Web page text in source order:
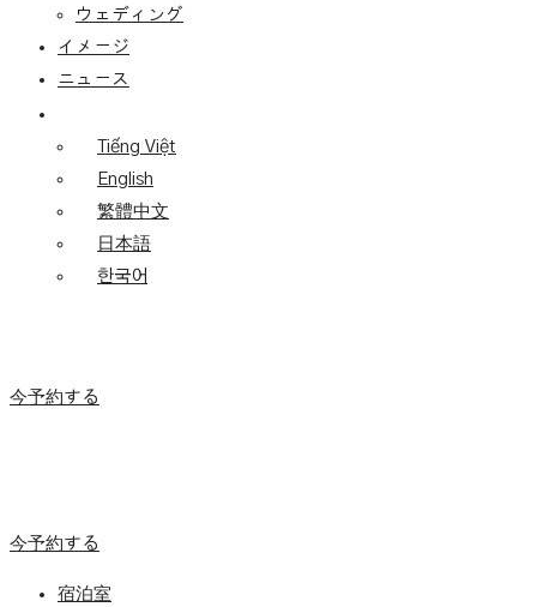
ウェディング
イメージ
ニュース
Tiếng Việt
English
繁體中文
日本語
한국어
今予約する
今予約する
宿泊室